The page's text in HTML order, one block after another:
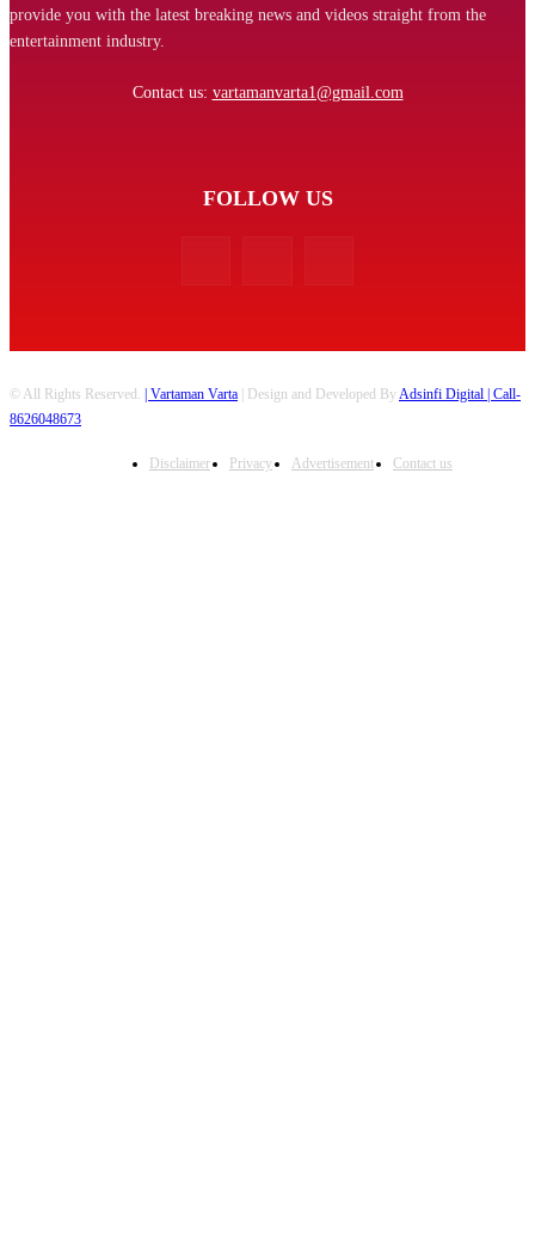
provide you with the latest breaking news and videos straight from the
entertainment industry.
Contact us: vartamanvarta1@gmail.com
FOLLOW US
© All Rights Reserved. | Vartaman Varta | Design and Developed ByAdsinfi Digital | Call-
8626048673
Disclaimer Privacy Advertisement Contact us